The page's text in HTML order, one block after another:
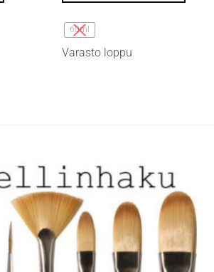
tuotteella
on
useampi
60ml
Varasto loppu